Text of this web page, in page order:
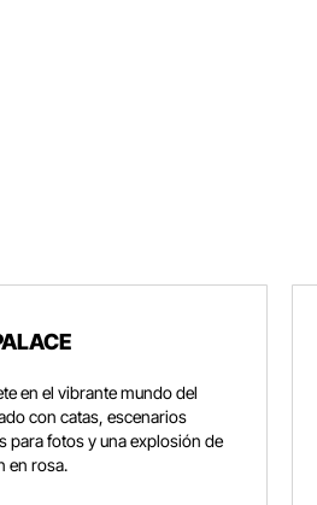
en el vibrante mundo del
con catas, escenarios
para fotos y una explosión de
en rosa.